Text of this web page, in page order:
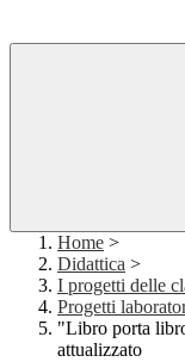
Home >
Didattica >
I progetti delle
Progetti
"Libro porta
attualizzato